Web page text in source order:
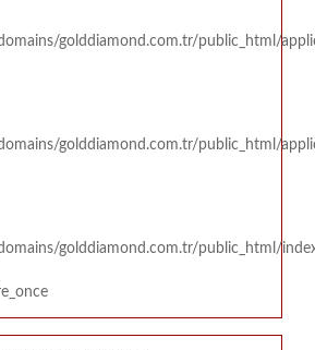
golddiamond.com.tr/public_html/
golddiamond.com.tr/public_html/
golddiamond.com.tr/public_html/